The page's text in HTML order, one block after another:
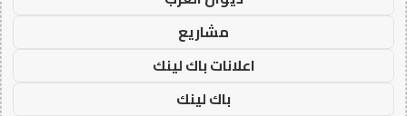
مشاريع
اعلانات باك لينك
باك لينك